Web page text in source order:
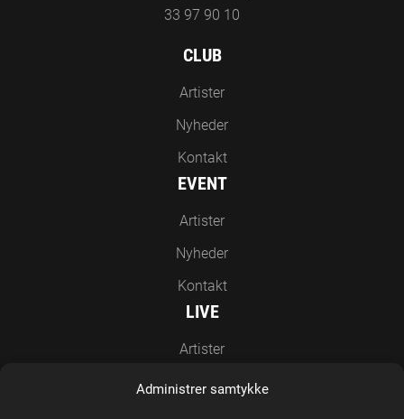
Administrer samtykke
33 97 90 10
CLUB
Artister
Nyheder
Kontakt
EVENT
Artister
Nyheder
Kontakt
LIVE
Artister
Nyheder